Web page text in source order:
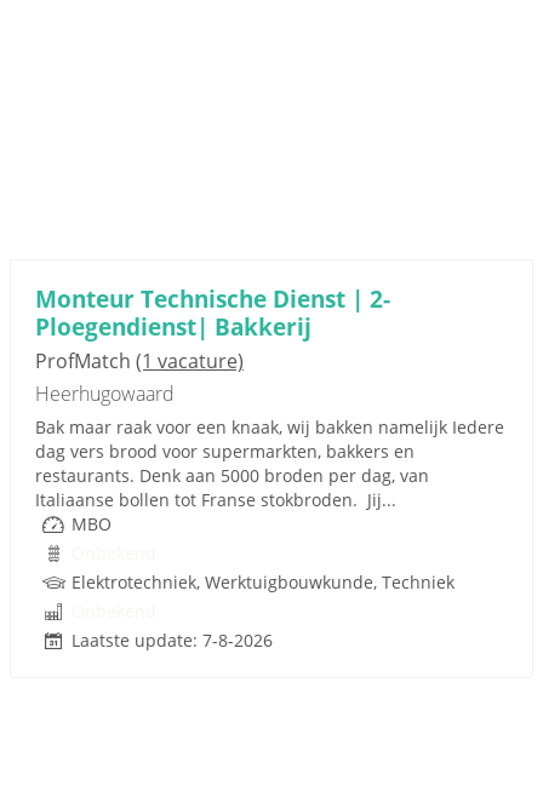
Monteur Technische Dienst | 2-
Ploegendienst| Bakkerij
ProfMatch (1 vacature)
Heerhugowaard
Bak maar raak voor een knaak, wij bakken namelijk Iedere
dag vers brood voor supermarkten, bakkers en
restaurants. Denk aan 5000 broden per dag, van
Italiaanse bollen tot Franse stokbroden. Jij...
MBO
Elektrotechniek, Werktuigbouwkunde, Techniek
Laatste update: 7-8-2026